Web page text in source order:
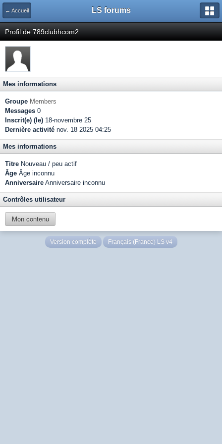
← Accueil LS forums
Profil de 789clubhcom2
Mes informations
Groupe Members
Messages 0
Inscrit(e) (le) 18-novembre 25
Dernière activité nov. 18 2025 04:25
Mes informations
Titre Nouveau / peu actif
Âge Âge inconnu
Anniversaire Anniversaire inconnu
Contrôles utilisateur
Mon contenu
Version complète Français (France) LS v4